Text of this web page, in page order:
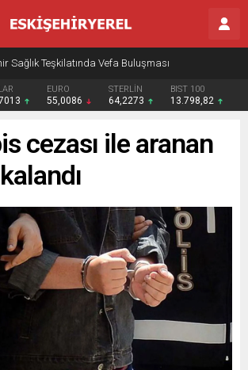
Sağlık Teşkilatında Vefa Buluşması
EURO
55,0086
STERLİN
64,2273
BIST 100
13.798,82
cezası ile aranan